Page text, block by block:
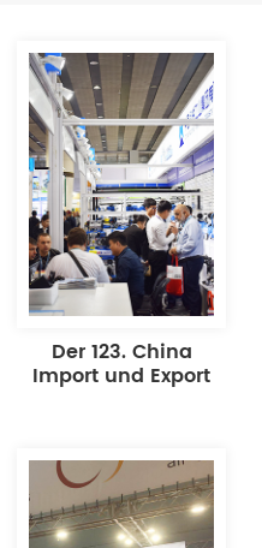
Der 123. China
Import und Export